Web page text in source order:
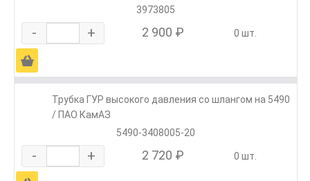
3973805
- + 2 900 ₽ 0 шт.
Ä
Трубка ГУР высокого давления со шлангом на 5490
/ ПАО КамАЗ
5490-3408005-20
- + 2 720 ₽ 0 шт.